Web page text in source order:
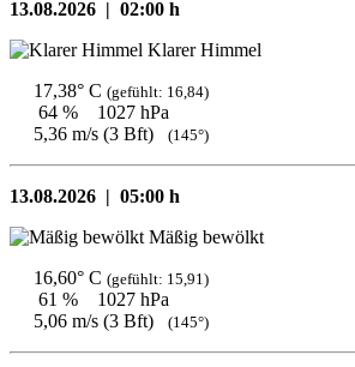
13.08.2026 | 02:00 h
Klarer Himmel
17,38° C (gefühlt: 16,84)
64 %
1027 hPa
5,36 m/s (3 Bft)
(145°)
13.08.2026 | 05:00 h
Mäßig bewölkt
16,60° C (gefühlt: 15,91)
61 %
1027 hPa
5,06 m/s (3 Bft)
(145°)